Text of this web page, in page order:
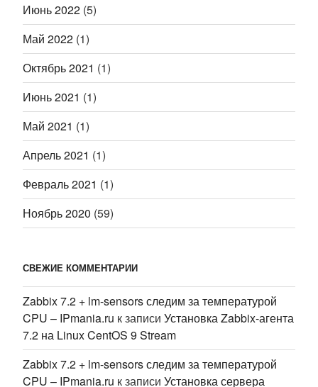
Июнь 2022 (5)
Май 2022 (1)
Октябрь 2021 (1)
Июнь 2021 (1)
Май 2021 (1)
Апрель 2021 (1)
Февраль 2021 (1)
Ноябрь 2020 (59)
СВЕЖИЕ КОММЕНТАРИИ
Zabbix 7.2 + lm-sensors следим за температурой
CPU – IPmania.ru к записи Установка Zabbix-агента
7.2 на Linux CentOS 9 Stream
Zabbix 7.2 + lm-sensors следим за температурой
CPU – IPmania.ru к записи Установка сервера